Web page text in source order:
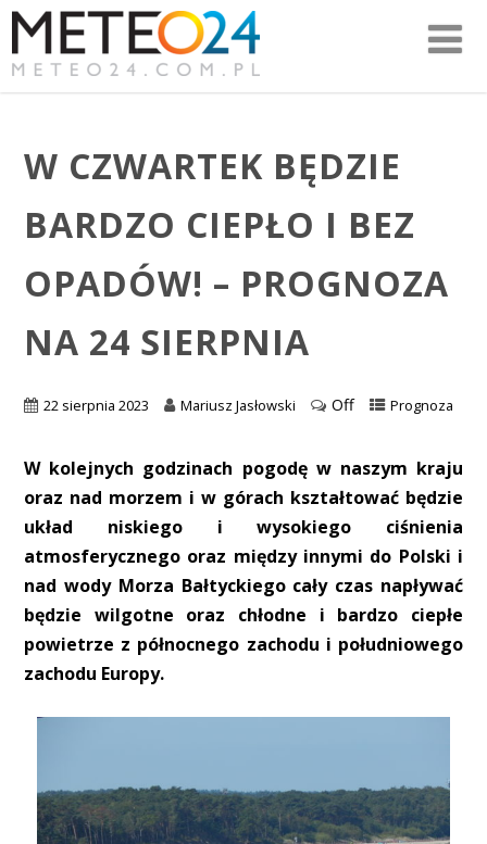
W CZWARTEK BĘDZIE
BARDZO CIEPŁO I BEZ
OPADÓW! – PROGNOZA
NA 24 SIERPNIA
22 sierpnia 2023 Mariusz Jasłowski Off Prognoza
W kolejnych godzinach pogodę w naszym kraju
oraz nad morzem i w górach kształtować będzie
układ niskiego i wysokiego ciśnienia
atmosferycznego oraz między innymi do Polski i
nad wody Morza Bałtyckiego cały czas napływać
będzie wilgotne oraz chłodne i bardzo ciepłe
powietrze z północnego zachodu i południowego
zachodu Europy.